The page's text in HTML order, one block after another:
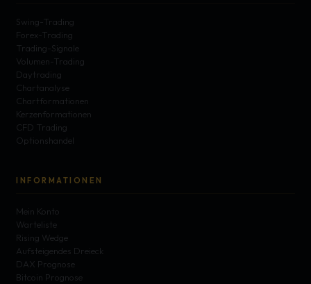
Swing-Trading
Forex-Trading
Trading-Signale
Volumen-Trading
Daytrading
Chartanalyse
Chartformationen
Kerzenformationen
CFD Trading
Optionshandel
INFORMATIONEN
Mein Konto
Warteliste
Rising Wedge
Aufsteigendes Dreieck
DAX Prognose
Bitcoin Prognose